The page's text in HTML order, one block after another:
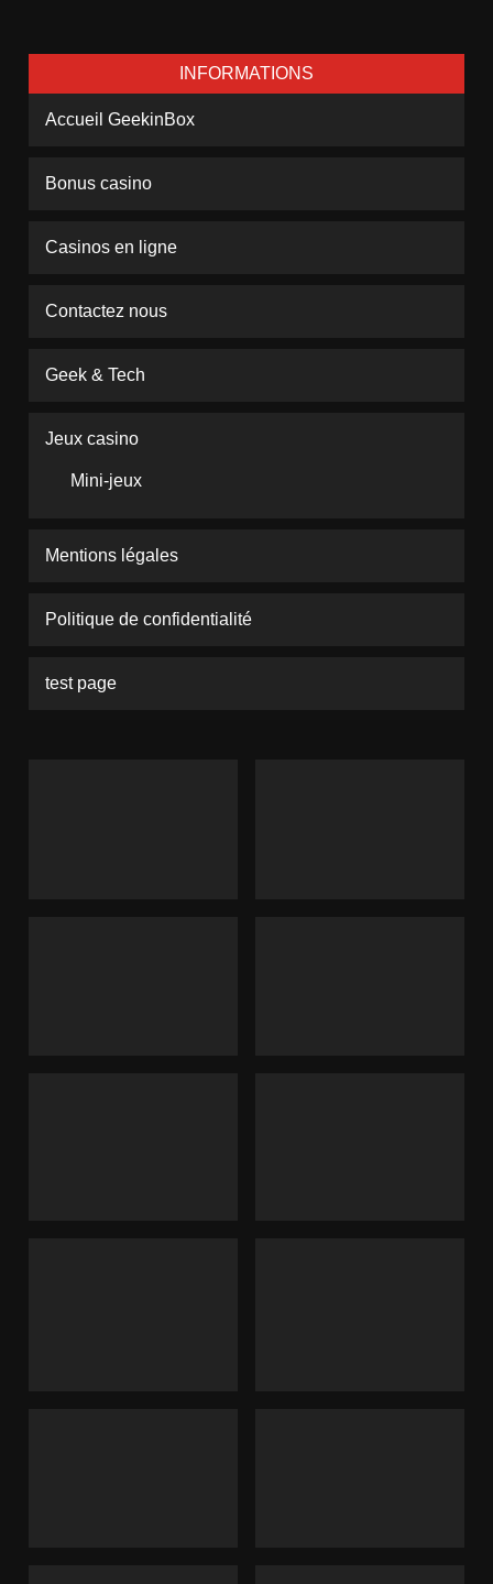
INFORMATIONS
Accueil GeekinBox
Bonus casino
Casinos en ligne
Contactez nous
Geek & Tech
Jeux casino
Mini-jeux
Mentions légales
Politique de confidentialité
test page